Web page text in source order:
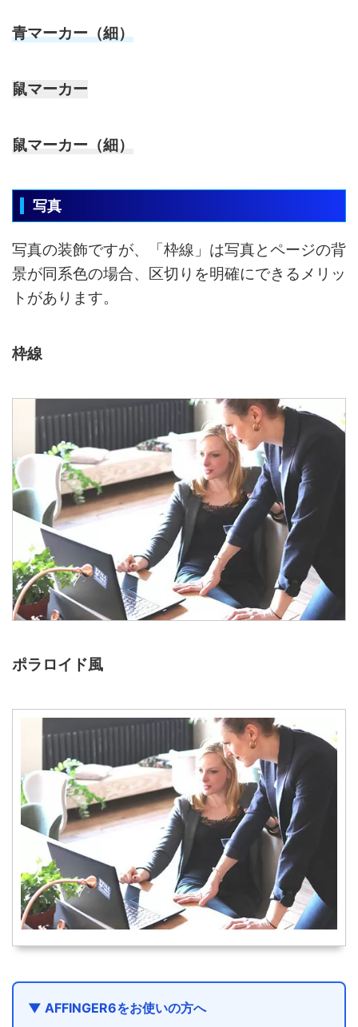
青マーカー（細）
鼠マーカー
鼠マーカー（細）
写真
写真の装飾ですが、「枠線」は写真とページの背
景が同系色の場合、区切りを明確にできるメリッ
トがあります。
枠線
ポラロイド風
▼ AFFINGER6をお使いの方へ